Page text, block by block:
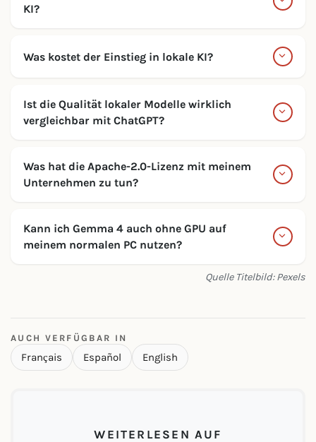
KI?
Was kostet der Einstieg in lokale KI?
Ist die Qualität lokaler Modelle wirklich
vergleichbar mit ChatGPT?
Was hat die Apache-2.0-Lizenz mit meinem
Unternehmen zu tun?
Kann ich Gemma 4 auch ohne GPU auf
meinem normalen PC nutzen?
Quelle Titelbild: Pexels
AUCH VERFÜGBAR IN
Français Español English
WEITERLESEN AUF